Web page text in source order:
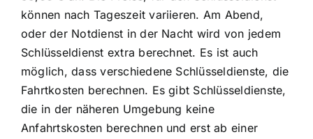
können nach Tageszeit variieren. Am Abend,
oder der Notdienst in der Nacht wird von jedem
Schlüsseldienst extra berechnet. Es ist auch
möglich, dass verschiedene Schlüsseldienste, die
Fahrtkosten berechnen. Es gibt Schlüsseldienste,
die in der näheren Umgebung keine
Anfahrtskosten berechnen und erst ab einer